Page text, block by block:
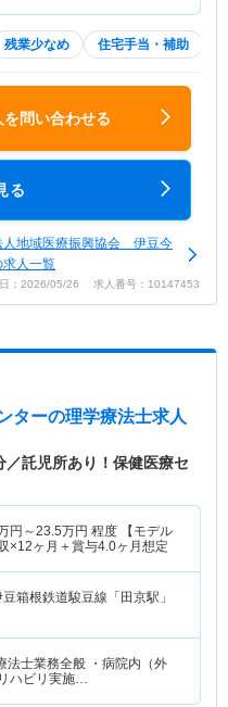
残業少なめ 住宅手当・補助
を問い合わせる
る
人地域医療振興協会 伊豆今
求人一覧
：2026/05/26 求人番号：10147453
ターの理学療法士求人
／託児所あり！保健医療セ
円～23.5万円 程度 【モデル
×12ヶ月＋賞与4.0ヶ月想定
豆箱根鉄道駿豆線「田京駅」
法士業務全般 ・病院内（外
ハビリ実施…